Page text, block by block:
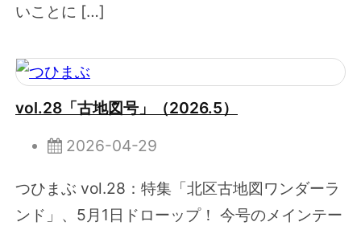
いことに […]
vol.28「古地図号」（2026.5）
2026-04-29
つひまぶ vol.28：特集「北区古地図ワンダーラ
ンド」、5月1日ドローップ！ 今号のメインテー